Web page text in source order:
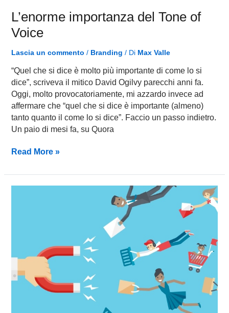
L’enorme importanza del Tone of
Voice
Lascia un commento / Branding / Di Max Valle
“Quel che si dice è molto più importante di come lo si
dice”, scriveva il mitico David Ogilvy parecchi anni fa.
Oggi, molto provocatoriamente, mi azzardo invece ad
affermare che “quel che si dice è importante (almeno)
tanto quanto il come lo si dice”. Faccio un passo indietro.
Un paio di mesi fa, su Quora
Read More »
cambierà
nulla